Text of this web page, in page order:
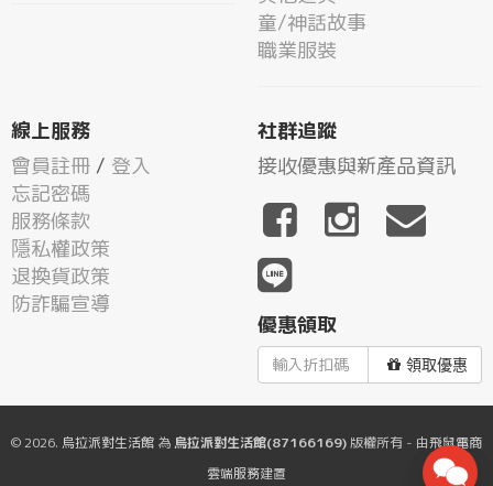
童/神話故事
職業服裝
線上服務
會員註冊 / 登入
忘記密碼
服務條款
隱私權政策
退換貨政策
防詐騙宣導
社群追蹤
接收優惠與新產品資訊
優惠領取
領取優惠
© 2026. 烏拉派對生活館 為 烏拉派對生活館(87166169)版權所有 - 由飛鼠電商
雲端服務建置